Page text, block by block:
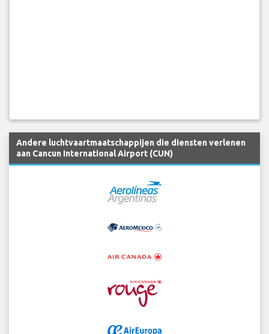
Andere luchtvaartmaatschappijen die diensten verlenen
aan Cancun International Airport (CUN)